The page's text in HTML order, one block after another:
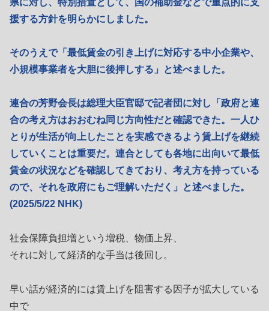
県に対し、特別措置として、国の補助金などで重点的に支
援する方針を明らかにしました。
そのうえで「最低賃金の引き上げに対応する中小企業や、
小規模事業者を大胆に後押しする」と述べました。
連合の芳野会長は総理大臣官邸で記者団に対し「政府と連
合の考え方はおおむね同じ方向性だと確認できた。一人ひ
とりが生活が向上したことを実感できるよう賃上げを継続
していくことは重要だ。連合としても各地に出向いて最低
賃金の状況などを確認してきており、考え方を持っている
ので、それを政府にもご理解いただく」と述べました。
(2025/5/22 NHK)
社会保障負担増という増税、物価上昇、
それに対して経済的な手当は後回し。
早い話が経済的には賃上げを阻害する因子が拡大している
中で